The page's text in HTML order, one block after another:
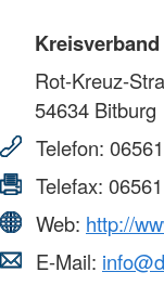
Rot-Kreuz-
54634 Bitburg
Telefon:
Telefax:
Web: http://
E-Mail: